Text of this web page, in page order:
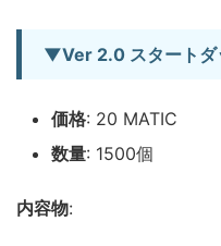
▼Ver 2.0 スタートダ
価格: 20 MATIC
数量: 1500個
内容物: